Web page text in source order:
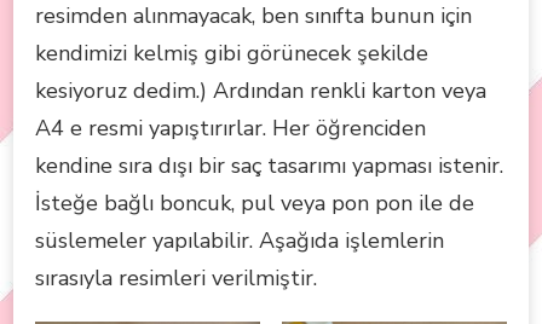
resimden alınmayacak, ben sınıfta bunun için
kendimizi kelmiş gibi görünecek şekilde
kesiyoruz dedim.) Ardından renkli karton veya
A4 e resmi yapıştırırlar. Her öğrenciden
kendine sıra dışı bir saç tasarımı yapması istenir.
İsteğe bağlı boncuk, pul veya pon pon ile de
süslemeler yapılabilir. Aşağıda işlemlerin
sırasıyla resimleri verilmiştir.